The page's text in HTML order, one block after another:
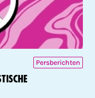
Persberichten